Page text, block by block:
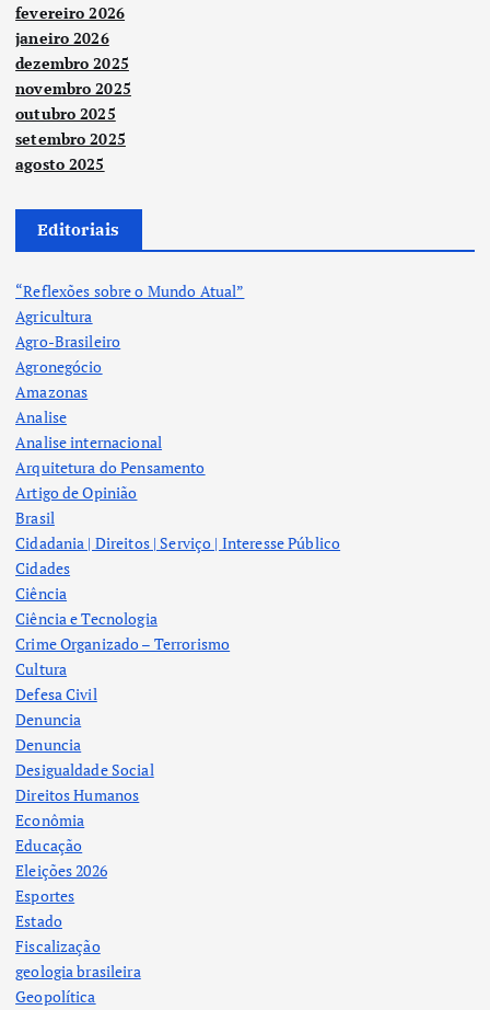
fevereiro 2026
janeiro 2026
dezembro 2025
novembro 2025
outubro 2025
setembro 2025
agosto 2025
Editoriais
“Reflexões sobre o Mundo Atual”
Agricultura
Agro-Brasileiro
Agronegócio
Amazonas
Analise
Analise internacional
Arquitetura do Pensamento
Artigo de Opinião
Brasil
Cidadania | Direitos | Serviço | Interesse Público
Cidades
Ciência
Ciência e Tecnologia
Crime Organizado – Terrorismo
Cultura
Defesa Civil
Denuncia
Denuncia
Desigualdade Social
Direitos Humanos
Econômia
Educação
Eleições 2026
Esportes
Estado
Fiscalização
geologia brasileira
Geopolítica